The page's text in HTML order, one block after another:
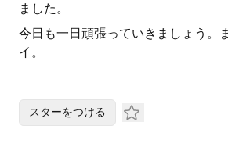
ました。
今日も一日頑張っていきましょう。
イ。
スターをつける